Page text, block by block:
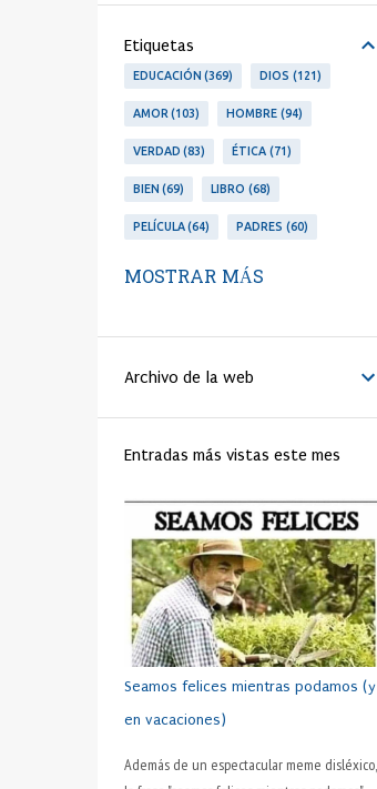
Etiquetas
EDUCACIÓN 369 DIOS 121
AMOR 103 HOMBRE 94
VERDAD 83 ÉTICA 71
BIEN 69 LIBRO 68
PELÍCULA 64 PADRES 60
PERSONA
BENEDICTO XVI 44
MATRIMONIO 44
RELIGIÓN 41 FAMILIA 40
TRABAJO 40 JÓVENES 39
IGLESIA 37 MORAL 37
SHAKESPEARE 35 DINERO 35
CRISTIANISMO 34 HUMANO 34
PRUDENCIA 34 METÁFORA 33
32 ADOLESCENTE 31
HOMBRES 31
MOSTRAR MÁS
Archivo de la web
Entradas más vistas este mes
Seamos felices mientras podamos (y
en vacaciones)
Además de un espectacular meme disléxico,